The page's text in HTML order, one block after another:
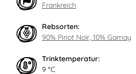
Frankreich
Rebsorten:
90% Pinot Noir, 10% Gamay
Trinktemperatur:
9 °C